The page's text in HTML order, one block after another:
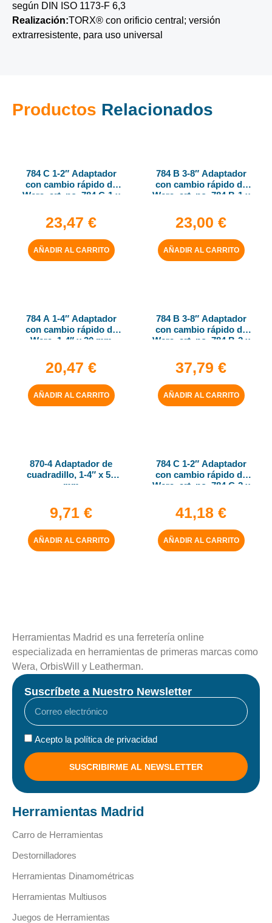
según DIN ISO 1173-F 6,3
Realización:TORX® con orificio central; versión
extrarresistente, para uso universal
Productos Relacionados
784 C 1-2″ Adaptador
con cambio rápido de
Wera, art. no. 784 C-1 x
23,47 €
AÑADIR AL CARRITO
784 B 3-8″ Adaptador
con cambio rápido de
Wera, art. no. 784 B-1 x
23,00 €
AÑADIR AL CARRITO
784 A 1-4″ Adaptador
con cambio rápido de
Wera, 1-4″ x 30 mm
20,47 €
AÑADIR AL CARRITO
784 B 3-8″ Adaptador
con cambio rápido de
Wera, art. no. 784 B-2 x
37,79 €
AÑADIR AL CARRITO
870-4 Adaptador de
cuadradillo, 1-4″ x 50
mm
9,71 €
AÑADIR AL CARRITO
784 C 1-2″ Adaptador
con cambio rápido de
Wera, art. no. 784 C-2 x
41,18 €
AÑADIR AL CARRITO
Herramientas Madrid es una ferretería online
especializada en herramientas de primeras marcas como
Wera, OrbisWill y Leatherman.
Suscríbete a Nuestro Newsletter
Acepto la política de privacidad
SUSCRIBIRME AL NEWSLETTER
Herramientas Madrid
Carro de Herramientas
Destornilladores
Herramientas Dinamométricas
Herramientas Multiusos
Juegos de Herramientas